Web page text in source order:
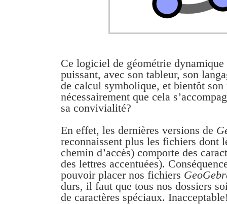
Ce logiciel de géométrie
puissant, avec son tableur, son
de calcul symbolique, et bientôt
nécessairement que cela
sa convivialité?
En effet, les dernières versions de
reconnaissent plus les fichiers dont
chemin d’accès) comporte des
des lettres accentuées).
pouvoir placer nos fichiers
durs, il faut que tous nos dossiers
de caractères spéciaux.